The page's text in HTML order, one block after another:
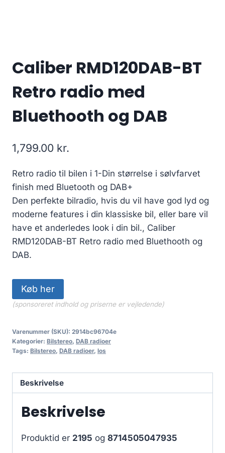
Caliber RMD120DAB-BT
Retro radio med
Bluethooth og DAB
1,799.00 kr.
Retro radio til bilen i 1-Din størrelse i sølvfarvet
finish med Bluetooth og DAB+
Den perfekte bilradio, hvis du vil have god lyd og
moderne features i din klassiske bil, eller bare vil
have et anderledes look i din bil., Caliber
RMD120DAB-BT Retro radio med Bluethooth og
DAB.
Køb her
(sponsoreret indhold og priserne er vejledende)
Varenummer (SKU): 2914bc96704e
Kategorier: Bilstereo, DAB radioer
Tags: Bilstereo, DAB radioer, los
Beskrivelse
Beskrivelse
Produktid er 2195 og 8714505047935